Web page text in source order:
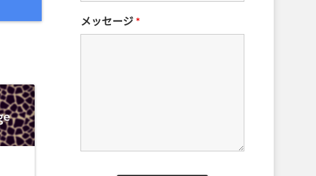
メッセージ *